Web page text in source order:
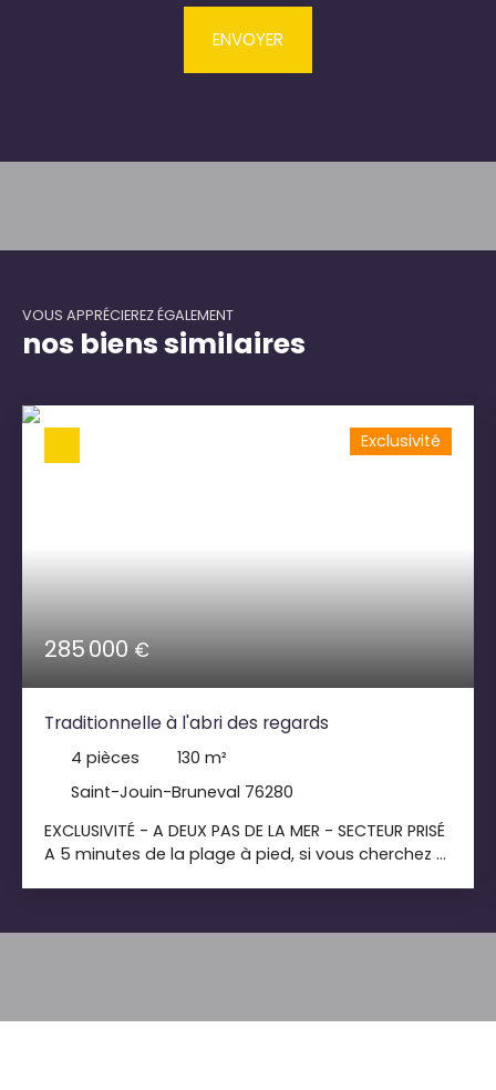
ENVOYER
VOUS APPRÉCIEREZ ÉGALEMENT
nos biens similaires
285 000€
Exclusivité
Traditionnelle à l'abri des regards
4 pièces 130 m²
Saint-Jouin-Bruneval 76280
EXCLUSIVITÉ - A DEUX PAS DE LA MER - SECTEUR PRISÉ
A 5 minutes de la plage à pied, si vous cherchez à
garage. A l’étage, un palier pouvant accueillir un